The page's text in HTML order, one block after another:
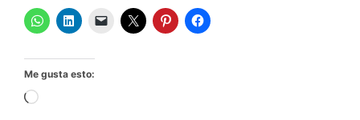
Me gusta esto:
Cargando...